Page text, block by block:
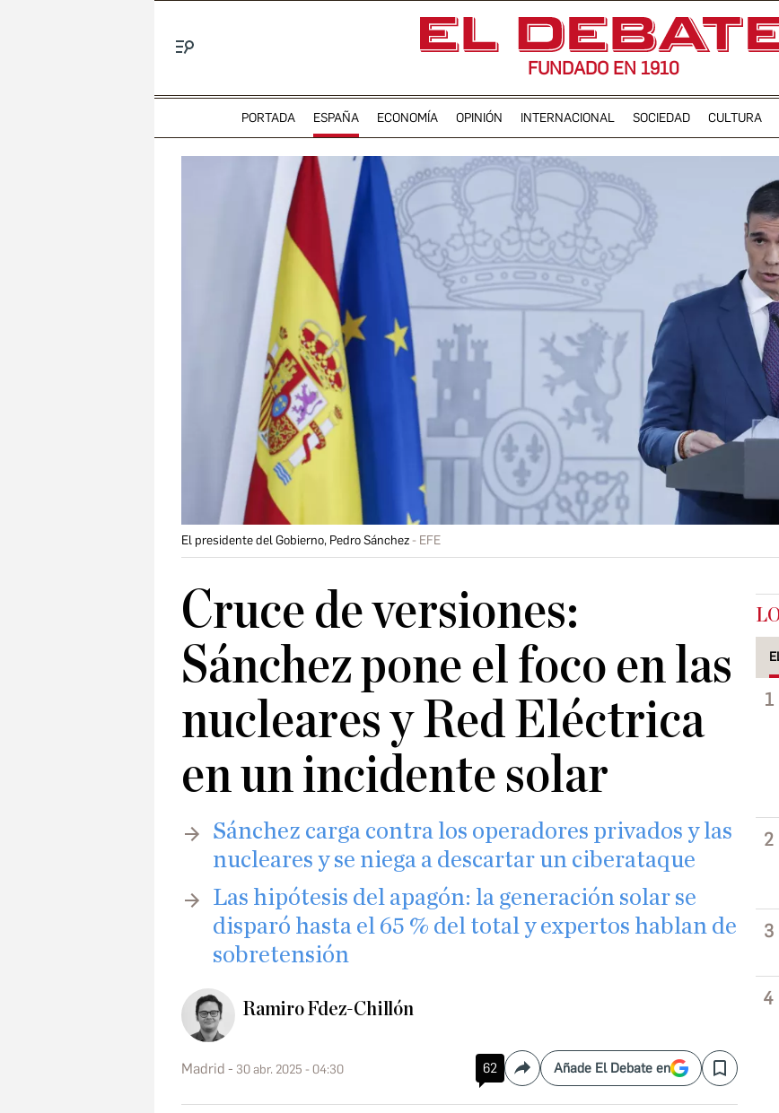
FUNDADO EN 1910
PORTADA ESPAÑA ECONOMÍA OPINIÓN INTERNACIONAL SOCIEDAD CULTURA
El presidente del Gobierno, Pedro Sánchez EFE
​Cruce de versiones:
Sánchez pone el foco en las
nucleares y Red Eléctrica
en un incidente solar
Sánchez carga contra los operadores privados y las
nucleares y se niega a descartar un ciberataque
Las hipótesis del apagón: la generación solar se
disparó hasta el 65 % del total y expertos hablan de
sobretensión
Ramiro Fdez-Chillón
Madrid 30 abr. 2025 - 04:30 62 CompartirAñade El Debate en Save